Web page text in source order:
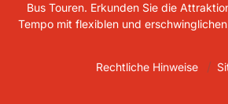
Bus Touren. Erkunden Sie die
Tempo mit flexiblen und
Rechtliche Hinweise